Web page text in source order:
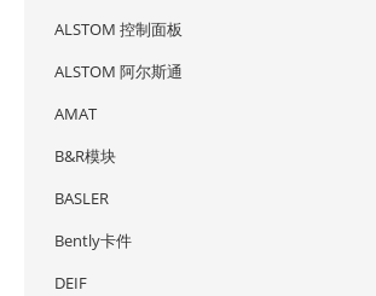
ALSTOM 控制面板
ALSTOM 阿尔斯通
AMAT
B&R模块
BASLER
Bently卡件
DEIF